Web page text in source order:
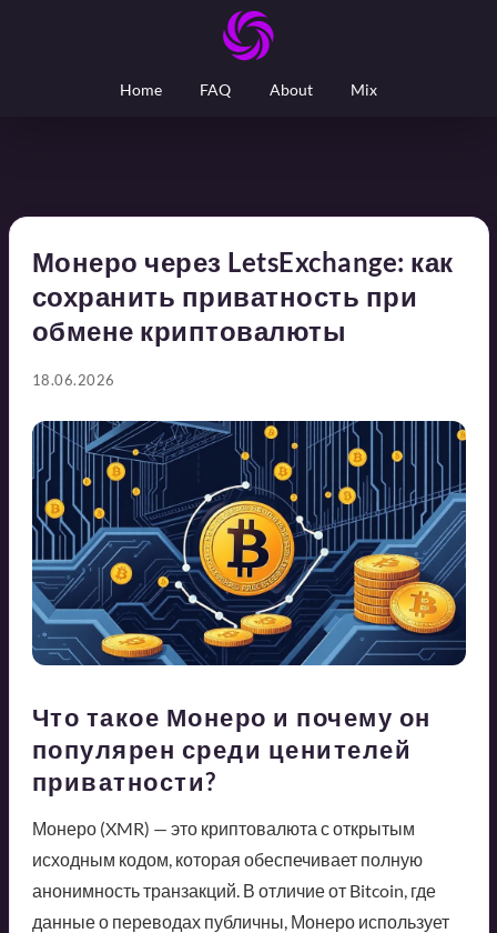
Home FAQ About Mix
Монеро через LetsExchange: как
сохранить приватность при
обмене криптовалюты
18.06.2026
Что такое Монеро и почему он
популярен среди ценителей
приватности?
Монеро (XMR) — это криптовалюта с открытым
исходным кодом, которая обеспечивает полную
анонимность транзакций. В отличие от Bitcoin, где
данные о переводах публичны, Монеро использует